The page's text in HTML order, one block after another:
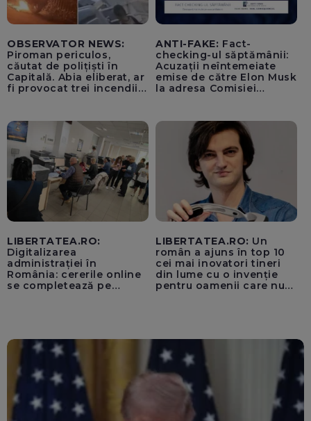
OBSERVATOR NEWS:
Piroman periculos,
căutat de polițiști în
Capitală. Abia eliberat, ar
fi provocat trei incendii
ANTI-FAKE: Fact-
checking-ul săptămânii:
Acuzații neîntemeiate
emise de către Elon Musk
la adresa Comisiei
pentru instaurarea
„cenzurii” pe platforma X
LIBERTATEA.RO:
Digitalizarea
administrației în
România: cererile online
se completează pe
LIBERTATEA.RO: Un
român a ajuns în top 10
cei mai inovatori tineri
din lume cu o invenție
pentru oamenii care nu